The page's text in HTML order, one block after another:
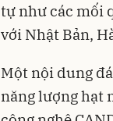
tự như các mối
với Nhật Bản,
Một nội dung
năng lượng hạt